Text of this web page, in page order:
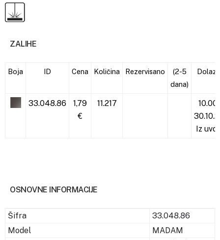
ZALIHE
Boja ID Cena Količina Rezervisano
(2-5
dana)
33.048.86
1,79
€
11.217
Iz
OSNOVNE INFORMACIJE
Šifra
33.048.86
Model
MADAM